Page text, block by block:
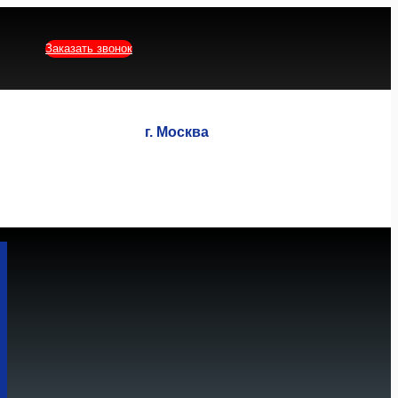
Заказать звонок
г. Москва